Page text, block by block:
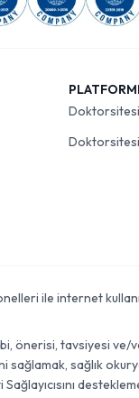
ile internet
tavsiyesi ve/
sağlık